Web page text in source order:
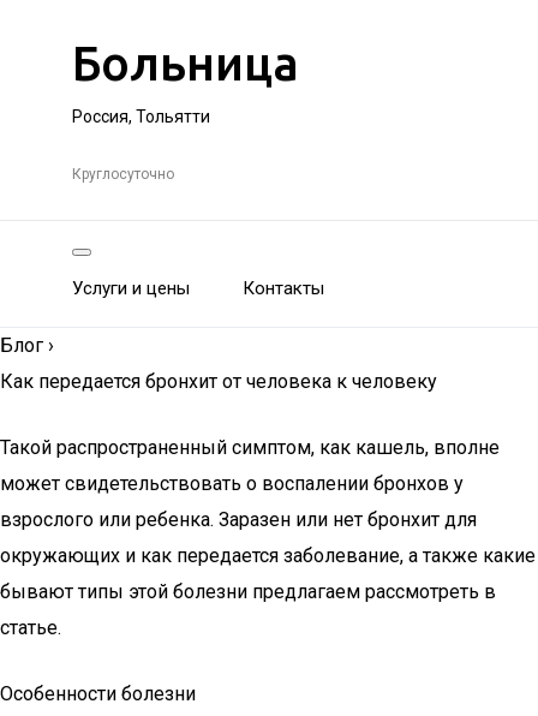
Больница
Россия, Тольятти
Круглосуточно
Услуги и цены Контакты
Блог ›
Как передается бронхит от человека к человеку
Такой распространенный симптом, как кашель, вполне
может свидетельствовать о воспалении бронхов у
взрослого или ребенка. Заразен или нет бронхит для
окружающих и как передается заболевание, а также какие
бывают типы этой болезни предлагаем рассмотреть в
статье.
Особенности болезни